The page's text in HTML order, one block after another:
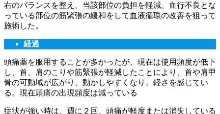
右のバランスを整え、当該部位の負担を軽減、血行不良とな
っている部位の筋緊張の緩和をして血液循環の改善を狙って
施術した。
経過
頭痛薬を服用することが多かったが、現在は使用頻度が低下
し、首、肩のこりや筋緊張が軽減したことにより、首や肩甲
骨の可動域が広がり、動かしやすくなり、軽さを感じてい
る。現在頭痛の出現頻度は減っている
症状が強い時は、週に２回、頭痛が軽度または消失している